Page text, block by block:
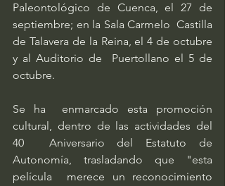
Paleontológico de Cuenca, el 27 de
septiembre; en la Sala Carmelo  Castilla
de Talavera de la Reina, el 4 de octubre
y al Auditorio de  Puertollano el 5 de
octubre.
Se ha  enmarcado esta promoción
cultural, dentro de las actividades del
40  Aniversario del Estatuto de
Autonomía, trasladando que "esta
película  merece un reconocimiento